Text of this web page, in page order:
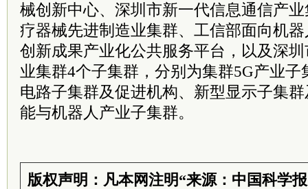
械创新中心、深圳市新一代信息通信产
疗器械先进制造业集群、工信部面向机
创新成果产业化公共服务平台，以及深
业集群4个子集群，分别为集群5G产业
电路子集群及促进机构、新型显示子集
能与机器人产业子集群。
版权声明：凡本网注明“来源：中国科学